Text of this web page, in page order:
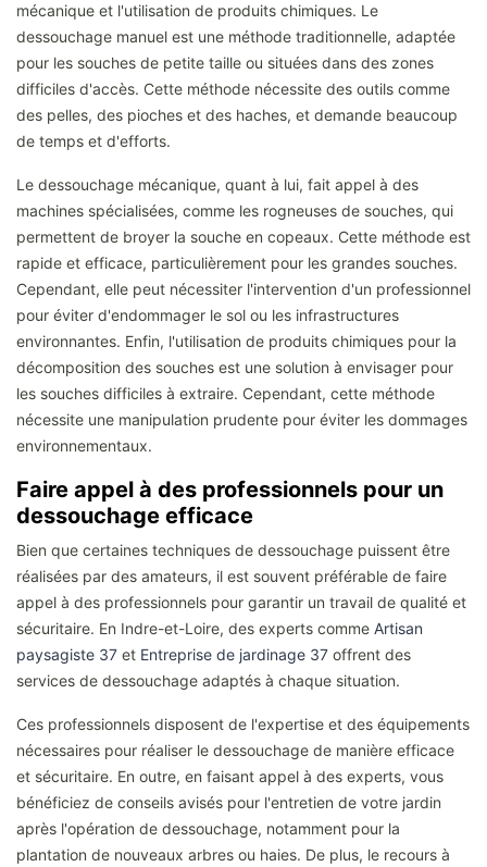
mécanique et l'utilisation de produits chimiques. Le
dessouchage manuel est une méthode traditionnelle, adaptée
pour les souches de petite taille ou situées dans des zones
difficiles d'accès. Cette méthode nécessite des outils comme
des pelles, des pioches et des haches, et demande beaucoup
de temps et d'efforts.
Le dessouchage mécanique, quant à lui, fait appel à des
machines spécialisées, comme les rogneuses de souches, qui
permettent de broyer la souche en copeaux. Cette méthode est
rapide et efficace, particulièrement pour les grandes souches.
Cependant, elle peut nécessiter l'intervention d'un professionnel
pour éviter d'endommager le sol ou les infrastructures
environnantes. Enfin, l'utilisation de produits chimiques pour la
décomposition des souches est une solution à envisager pour
les souches difficiles à extraire. Cependant, cette méthode
nécessite une manipulation prudente pour éviter les dommages
environnementaux.
Faire appel à des professionnels pour un
dessouchage efficace
Bien que certaines techniques de dessouchage puissent être
réalisées par des amateurs, il est souvent préférable de faire
appel à des professionnels pour garantir un travail de qualité et
sécuritaire. En Indre-et-Loire, des experts comme Artisan
paysagiste 37 et Entreprise de jardinage 37 offrent des
services de dessouchage adaptés à chaque situation.
Ces professionnels disposent de l'expertise et des équipements
nécessaires pour réaliser le dessouchage de manière efficace
et sécuritaire. En outre, en faisant appel à des experts, vous
bénéficiez de conseils avisés pour l'entretien de votre jardin
après l'opération de dessouchage, notamment pour la
plantation de nouveaux arbres ou haies. De plus, le recours à